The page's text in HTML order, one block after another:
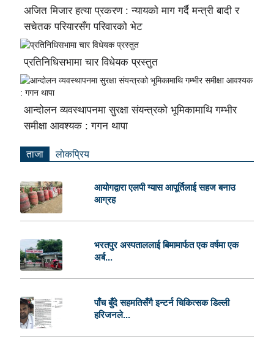
अजित मिजार हत्या प्रकरण : न्यायको माग गर्दै मन्त्री बादी र
सचेतक परियारसँग परिवारको भेट
प्रतिनिधिसभामा चार विधेयक प्रस्तुत
आन्दोलन व्यवस्थापनमा सुरक्षा संयन्त्रको भूमिकामाथि गम्भीर
समीक्षा आवश्यक : गगन थापा
ताजा लाेकप्रिय
आयोगद्वारा एलपी ग्यास आपूर्तिलाई सहज बनाउ
आग्रह
भरतपुर अस्पताललाई बिमामार्फत एक वर्षमा एक
अर्ब...
पाँच बुँदे सहमतिसँगै इन्टर्न चिकित्सक डिल्ली
हरिजनले...